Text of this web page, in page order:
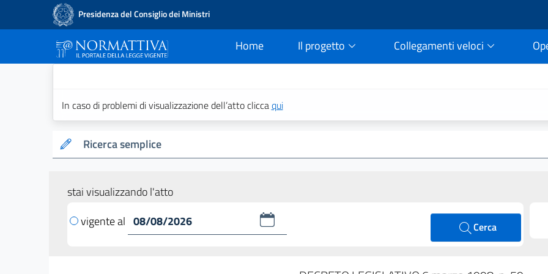
Presidenza del Consiglio dei Ministri
Home
current Il progetto Collegamenti veloci
In caso di problemi di visualizzazione dell’atto cliccaqui
Ricerca semplice
stai visualizzando l'atto
vigente al
Cerca